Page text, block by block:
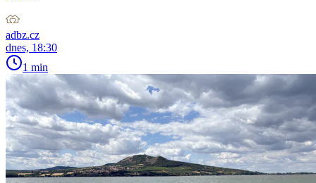
adbz.cz
dnes, 18:30
1 min